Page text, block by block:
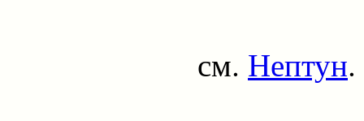
см. Нептун.